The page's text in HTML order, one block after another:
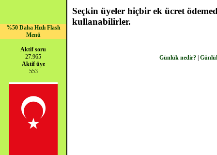
%50 Daha Hızlı Flash
Menü
Aktif soru
27.965
Aktif üye
553
Seçkin üyeler hiçbir ek ücret
kullanabilirler.
Günlük nedir?|